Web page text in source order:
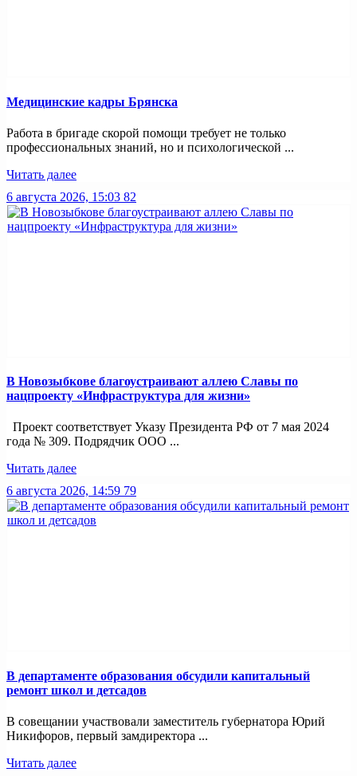
Медицинские кадры Брянска
Работа в бригаде скорой помощи требует не только
профессиональных знаний, но и психологической ...
Читать далее
6 августа 2026, 15:03 82
В Новозыбкове благоустраивают аллею Славы по
нацпроекту «Инфраструктура для жизни»
Проект соответствует Указу Президента РФ от 7 мая 2024
года № 309. Подрядчик ООО ...
Читать далее
6 августа 2026, 14:59 79
В департаменте образования обсудили капитальный
ремонт школ и детсадов
В совещании участвовали заместитель губернатора Юрий
Никифоров, первый замдиректора ...
Читать далее